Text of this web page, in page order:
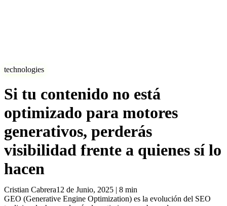
technologies
Si tu contenido no está
optimizado para motores
generativos, perderás
visibilidad frente a quienes sí lo
hacen
Cristian Cabrera12 de Junio, 2025 | 8 min
GEO (Generative Engine Optimization) es la evolución del SEO